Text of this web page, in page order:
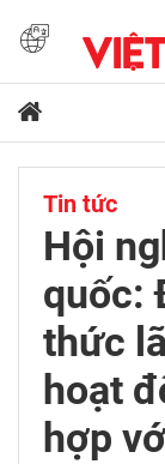
Tin tức
Hội
quốc:
thức
hoạt
hợp